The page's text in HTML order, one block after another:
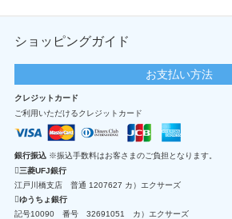
ショッピングガイド
お支払い方法
クレジットカード
ご利用いただけるクレジットカード
銀行振込 ※振込手数料はお客さまのご負担となります。
三菱UFJ銀行
江戸川橋支店 普通 1207627 カ）エクサーズ
ゆうちょ銀行
記号10090 番号 32691051 カ）エクサーズ